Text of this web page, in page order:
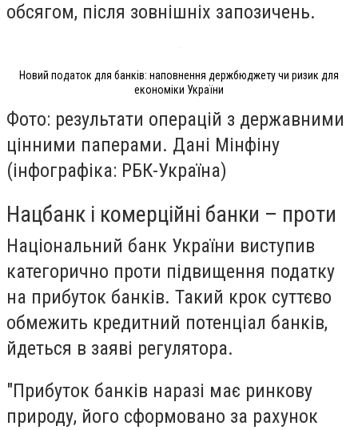
обсягом, після зовнішніх запозичень.
Новий податок для банків: наповнення держбюджету чи ризик для
економіки України
Фото: результати операцій з державними
цінними паперами. Дані Мінфіну
(інфографіка: РБК-Україна)
Нацбанк і комерційні банки – проти
Національний банк України виступив
категорично проти підвищення податку
на прибуток банків. Такий крок суттєво
обмежить кредитний потенціал банків,
йдеться в заяві регулятора.
"Прибуток банків наразі має ринкову
природу, його сформовано за рахунок